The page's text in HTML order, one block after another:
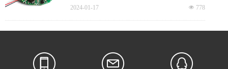
场，电机不能转动起来，只有实时检测电机转子的
速风筒的整体解决方案，满足高速吹风筒的所有应
品量产化。
넶 778
2024-01-17